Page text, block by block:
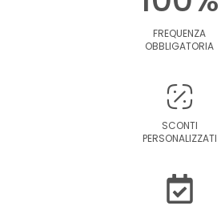
FREQUENZA
OBBLIGATORIA
SCONTI
PERSONALIZZATI